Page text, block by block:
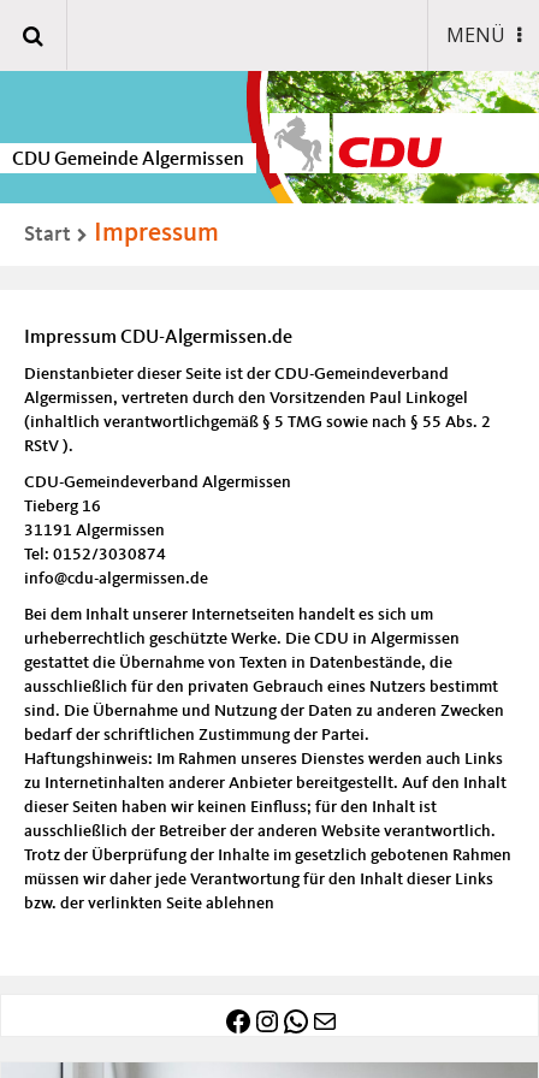
MENÜ
CDU Gemeinde Algermissen
Start Impressum
Impressum CDU-Algermissen.de
Dienstanbieter dieser Seite ist der CDU-Gemeindeverband
Algermissen, vertreten durch den Vorsitzenden Paul Linkogel
(inhaltlich verantwortlichgemäß § 5 TMG sowie nach § 55 Abs. 2
RStV ).
CDU-Gemeindeverband Algermissen
Tieberg 16
31191 Algermissen
Tel: 0152/3030874
info@cdu-algermissen.de
Bei dem Inhalt unserer Internetseiten handelt es sich um
urheberrechtlich geschützte Werke. Die CDU in Algermissen
gestattet die Übernahme von Texten in Datenbestände, die
ausschließlich für den privaten Gebrauch eines Nutzers bestimmt
sind. Die Übernahme und Nutzung der Daten zu anderen Zwecken
bedarf der schriftlichen Zustimmung der Partei.
Haftungshinweis: Im Rahmen unseres Dienstes werden auch Links
zu Internetinhalten anderer Anbieter bereitgestellt. Auf den Inhalt
dieser Seiten haben wir keinen Einfluss; für den Inhalt ist
ausschließlich der Betreiber der anderen Website verantwortlich.
Trotz der Überprüfung der Inhalte im gesetzlich gebotenen Rahmen
müssen wir daher jede Verantwortung für den Inhalt dieser Links
bzw. der verlinkten Seite ablehnen
Facebook
Instagram
WhatsApp
E-Mail